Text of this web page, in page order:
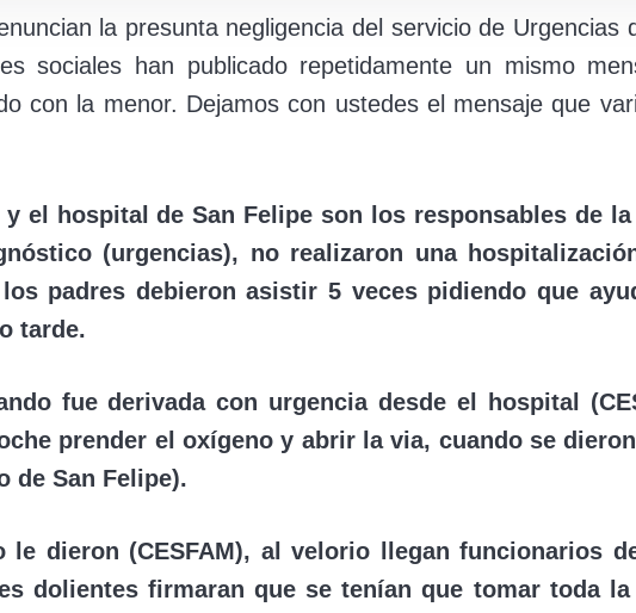
la presunta negligencia del servicio de Urgencias
sociales han publicado repetidamente un mismo
con la menor. Dejamos con ustedes el mensaje que
el hospital de San Felipe son los responsables de
(urgencias), no realizaron una
padres debieron asistir 5 veces pidiendo que
tarde.
fue derivada con urgencia desde el hospital
prender el oxígeno y abrir la via, cuando se
de San Felipe).
dieron (CESFAM), al velorio llegan funcionarios
dolientes firmaran que se tenían que tomar toda